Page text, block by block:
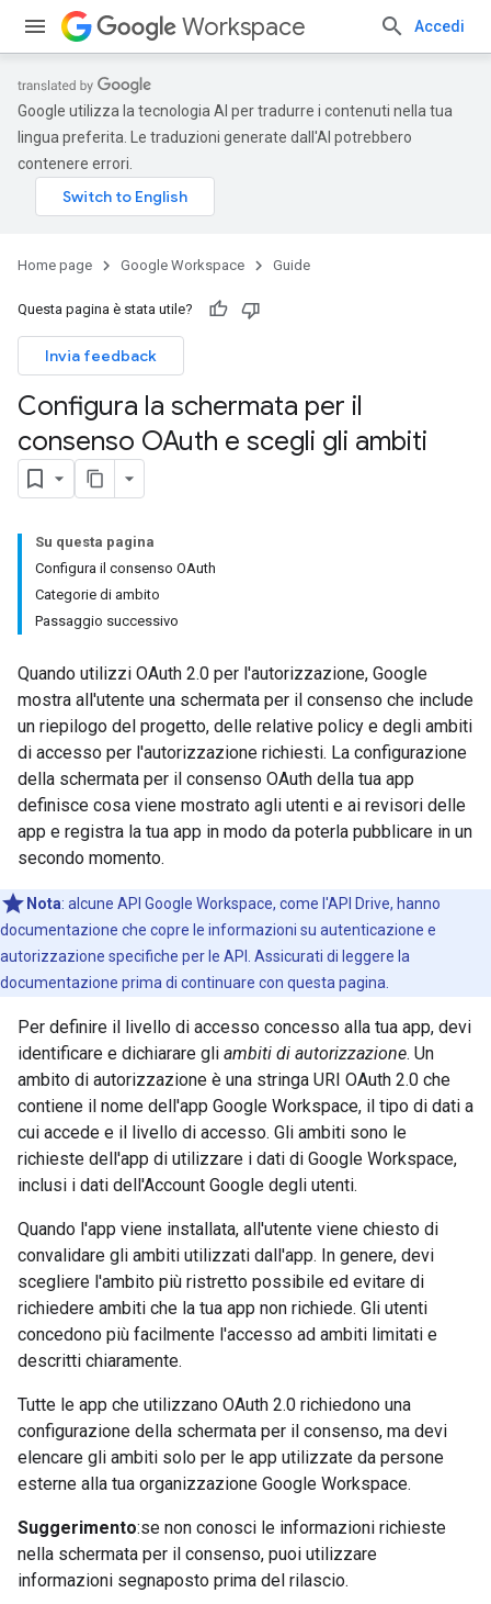
Workspace Accedi
Google utilizza la tecnologia AI per tradurre i contenuti nella tua
lingua preferita. Le traduzioni generate dall'AI potrebbero
contenere errori.
Home page Google Workspace Guide
Questa pagina è stata utile?
Invia feedback
Configura la schermata per il
consenso OAuth e scegli gli ambiti
Su questa pagina
Configura il consenso OAuth
Categorie di ambito
Passaggio successivo
Quando utilizzi OAuth 2.0 per l'autorizzazione, Google
mostra all'utente una schermata per il consenso che include
un riepilogo del progetto, delle relative policy e degli ambiti
di accesso per l'autorizzazione richiesti. La configurazione
della schermata per il consenso OAuth della tua app
definisce cosa viene mostrato agli utenti e ai revisori delle
app e registra la tua app in modo da poterla pubblicare in un
secondo momento.
Nota: alcune API Google Workspace, come l'API Drive, hanno
documentazione che copre le informazioni su autenticazione e
autorizzazione specifiche per le API. Assicurati di leggere la
documentazione prima di continuare con questa pagina.
Per definire il livello di accesso concesso alla tua app, devi
identificare e dichiarare gli ambiti di autorizzazione. Un
ambito di autorizzazione è una stringa URI OAuth 2.0 che
contiene il nome dell'app Google Workspace, il tipo di dati a
cui accede e il livello di accesso. Gli ambiti sono le
richieste dell'app di utilizzare i dati di Google Workspace,
inclusi i dati dell'Account Google degli utenti.
Quando l'app viene installata, all'utente viene chiesto di
convalidare gli ambiti utilizzati dall'app. In genere, devi
scegliere l'ambito più ristretto possibile ed evitare di
richiedere ambiti che la tua app non richiede. Gli utenti
concedono più facilmente l'accesso ad ambiti limitati e
descritti chiaramente.
Tutte le app che utilizzano OAuth 2.0 richiedono una
configurazione della schermata per il consenso, ma devi
elencare gli ambiti solo per le app utilizzate da persone
esterne alla tua organizzazione Google Workspace.
Suggerimento:se non conosci le informazioni richieste
nella schermata per il consenso, puoi utilizzare
informazioni segnaposto prima del rilascio.